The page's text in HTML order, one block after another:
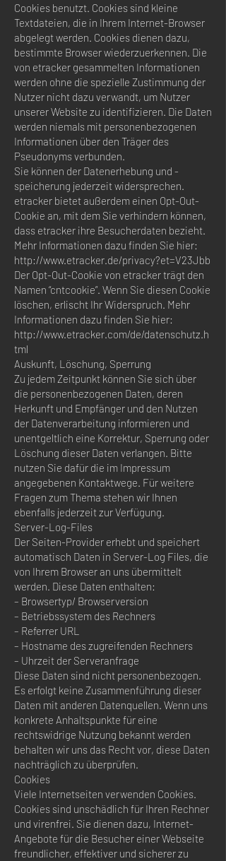
Cookies benutzt. Cookies sind kleine
Textdateien, die in Ihrem Internet-Browser
abgelegt werden. Cookies dienen dazu,
bestimmte Browser wiederzuerkennen. Die
von etracker gesammelten Informationen
werden ohne die spezielle Zustimmung der
Nutzer nicht dazu verwandt, um Nutzer
unserer Website zu identifizieren. Die Daten
werden niemals mit personenbezogenen
Informationen über den Träger des
Pseudonyms verbunden.
Sie können der Datenerhebung und -
speicherung jederzeit widersprechen.
etracker bietet außerdem einen Opt-Out-
Cookie an, mit dem Sie verhindern können,
dass etracker ihre Besucherdaten bezieht.
Mehr Informationen dazu finden Sie hier:
http://www.etracker.de/privacy?et=V23Jbb
Der Opt-Out-Cookie von etracker trägt den
Namen “cntcookie”. Wenn Sie diesen Cookie
löschen, erlischt Ihr Widerspruch. Mehr
Informationen dazu finden Sie hier:
http://www.etracker.com/de/datenschutz.h
tml
Auskunft, Löschung, Sperrung
Zu jedem Zeitpunkt können Sie sich über
die personenbezogenen Daten, deren
Herkunft und Empfänger und den Nutzen
der Datenverarbeitung informieren und
unentgeltlich eine Korrektur, Sperrung oder
Löschung dieser Daten verlangen. Bitte
nutzen Sie dafür die im Impressum
angegebenen Kontaktwege. Für weitere
Fragen zum Thema stehen wir Ihnen
ebenfalls jederzeit zur Verfügung.
Server-Log-Files
Der Seiten-Provider erhebt und speichert
automatisch Daten in Server-Log Files, die
von Ihrem Browser an uns übermittelt
werden. Diese Daten enthalten:
– Browsertyp/ Browserversion
– Betriebssystem des Rechners
– Referrer URL
– Hostname des zugreifenden Rechners
– Uhrzeit der Serveranfrage
Diese Daten sind nicht personenbezogen.
Es erfolgt keine Zusammenführung dieser
Daten mit anderen Datenquellen. Wenn uns
konkrete Anhaltspunkte für eine
rechtswidrige Nutzung bekannt werden
behalten wir uns das Recht vor, diese Daten
nachträglich zu überprüfen.
Cookies
Viele Internetseiten verwenden Cookies.
Cookies sind unschädlich für Ihren Rechner
und virenfrei. Sie dienen dazu, Internet-
Angebote für die Besucher einer Webseite
freundlicher, effektiver und sicherer zu